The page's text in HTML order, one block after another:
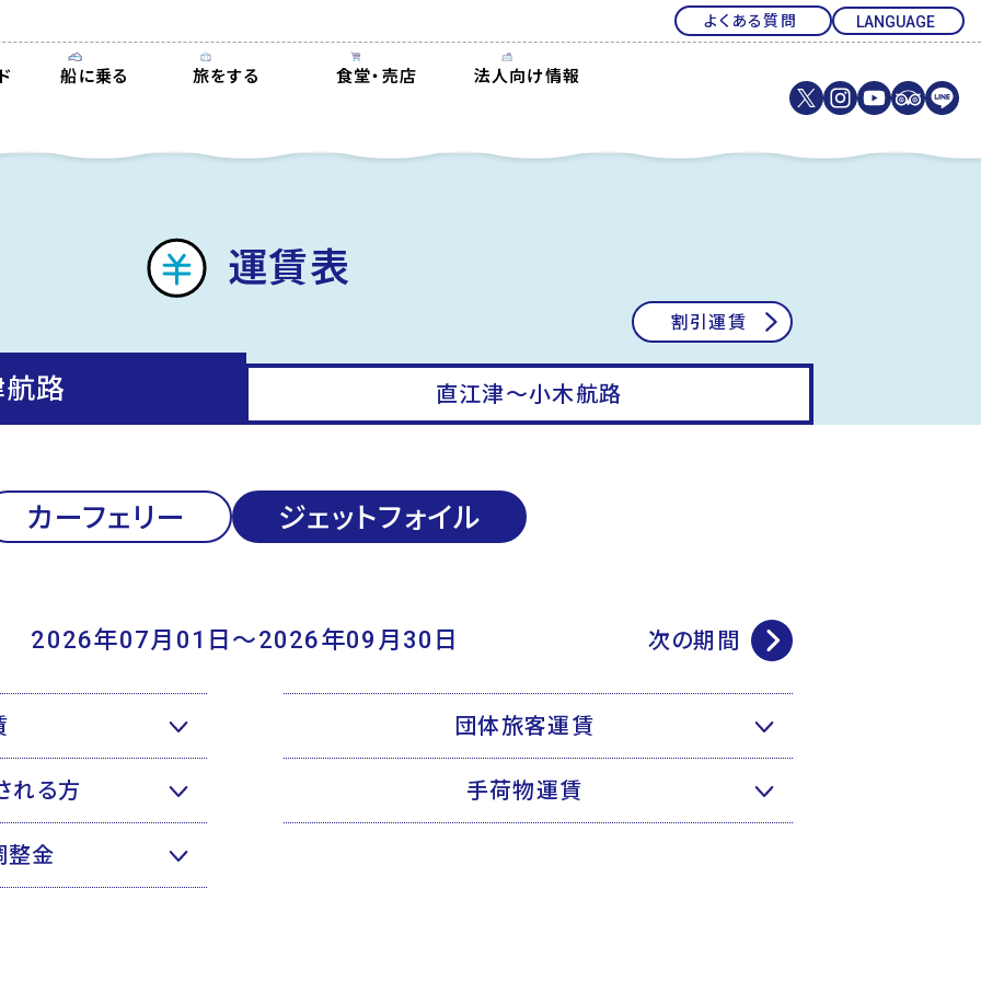
よくある質問
船に乗る 旅をする 食堂・売店 法人向け情報
運賃表
割引運賃
路 直江津〜小木航路
カーフェリー ジェットフォイル
2026年07月01日〜2026年09月30日 次の期間
団体旅客運賃
れる方 手荷物運賃
整金